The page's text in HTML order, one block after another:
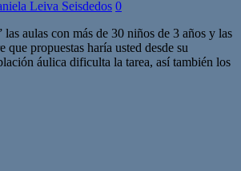
Leiva Seisdedos 0
las aulas con más de 30 niños de 3 años y las
que propuestas haría usted desde su
áulica dificulta la tarea, así también los